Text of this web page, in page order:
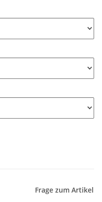
Frage zum Artikel